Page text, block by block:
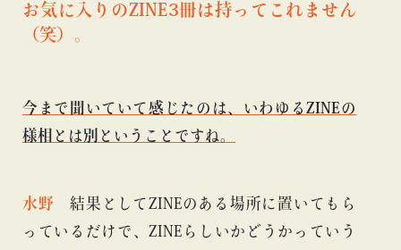
お気に入りのZINE3冊は持ってこれません
（笑）。
今まで聞いていて感じたのは、いわゆるZINEの
様相とは別ということですね。
水野
結果としてZINEのある場所に置いてもら
っているだけで、ZINEらしいかどうかっていう